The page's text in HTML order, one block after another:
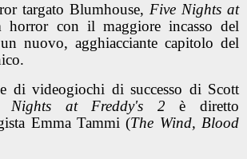
targato Blumhouse, Five Nights at
con il maggiore incasso del
nuovo, agghiacciante capitolo del
di videogiochi di successo di Scott
Nights at Freddy's 2è diretto
Emma Tammi (The Wind, Blood